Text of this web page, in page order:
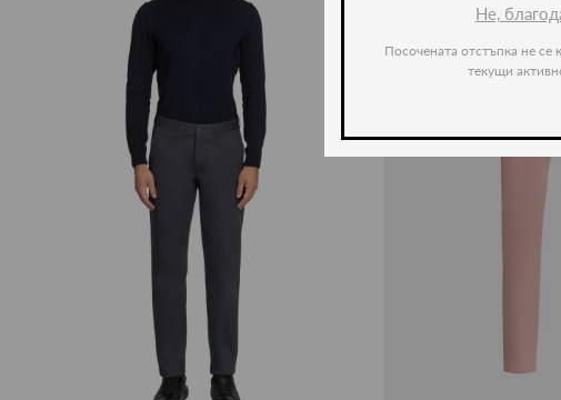
Не,
Посочената отстъпка не се
текущи